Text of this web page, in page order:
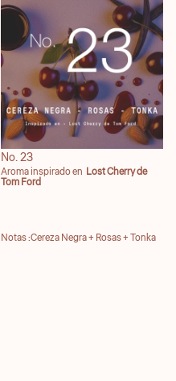
No. 23
Aroma inspirado en Lost Cherry de
Tom Ford
Notas :Cereza Negra + Rosas + Tonka